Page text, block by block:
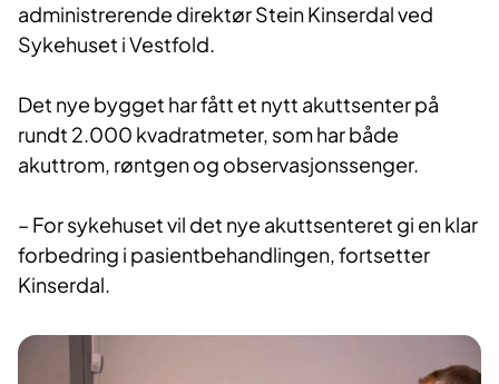
administrerende direktør Stein Kinserdal ved
Sykehuset i Vestfold.
Det nye bygget har fått et nytt akuttsenter på
rundt 2.000 kvadratmeter, som har både
akuttrom, røntgen og observasjonssenger.
– For sykehuset vil det nye akuttsenteret gi en klar
forbedring i pasientbehandlingen, fortsetter
Kinserdal.